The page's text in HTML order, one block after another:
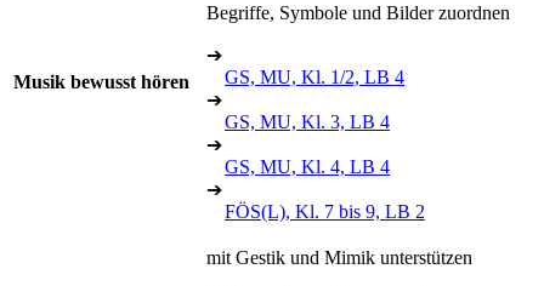
Musik bewusst hören
Begriffe, Symbole und Bilder zuordnen
➔
GS, MU, Kl. 1/2, LB 4
➔
GS, MU, Kl. 3, LB 4
➔
GS, MU, Kl. 4, LB 4
➔
FÖS(L), Kl. 7 bis 9, LB 2
mit Gestik und Mimik unterstützen